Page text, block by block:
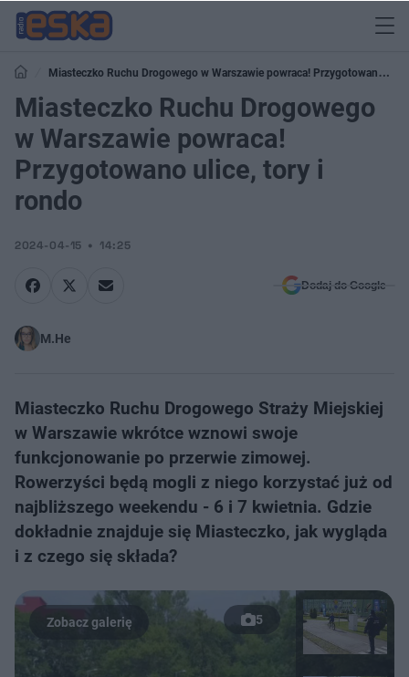
Miasteczko Ruchu Drogowego w Warszawie powraca! Przygotowano
ulice, tory i rondo
Miasteczko Ruchu Drogowego
w Warszawie powraca!
Przygotowano ulice, tory i
rondo
2024-04-15 14:25
Dodaj do Google
M.He
Miasteczko Ruchu Drogowego Straży Miejskiej
w Warszawie wkrótce wznowi swoje
funkcjonowanie po przerwie zimowej.
Rowerzyści będą mogli z niego korzystać już od
najbliższego weekendu - 6 i 7 kwietnia. Gdzie
dokładnie znajduje się Miasteczko, jak wygląda
i z czego się składa?
5